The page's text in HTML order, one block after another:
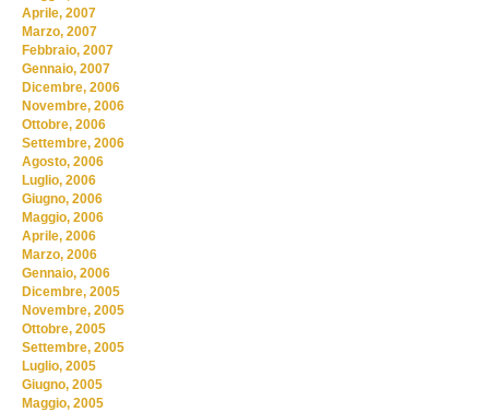
Aprile, 2007
Marzo, 2007
Febbraio, 2007
Gennaio, 2007
Dicembre, 2006
Novembre, 2006
Ottobre, 2006
Settembre, 2006
Agosto, 2006
Luglio, 2006
Giugno, 2006
Maggio, 2006
Aprile, 2006
Marzo, 2006
Gennaio, 2006
Dicembre, 2005
Novembre, 2005
Ottobre, 2005
Settembre, 2005
Luglio, 2005
Giugno, 2005
Maggio, 2005